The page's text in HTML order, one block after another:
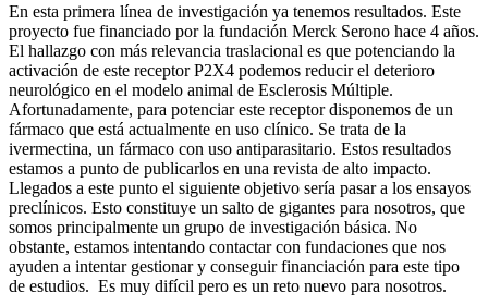
En esta primera línea de investigación ya tenemos resultados. Este
proyecto fue financiado por la fundación Merck Serono hace 4 años.
El hallazgo con más relevancia traslacional es que potenciando la
activación de este receptor P2X4 podemos reducir el deterioro
neurológico en el modelo animal de Esclerosis Múltiple.
Afortunadamente, para potenciar este receptor disponemos de un
fármaco que está actualmente en uso clínico. Se trata de la
ivermectina, un fármaco con uso antiparasitario. Estos resultados
estamos a punto de publicarlos en una revista de alto impacto.
Llegados a este punto el siguiente objetivo sería pasar a los ensayos
preclínicos. Esto constituye un salto de gigantes para nosotros, que
somos principalmente un grupo de investigación básica. No
obstante, estamos intentando contactar con fundaciones que nos
ayuden a intentar gestionar y conseguir financiación para este tipo
de estudios. Es muy difícil pero es un reto nuevo para nosotros.